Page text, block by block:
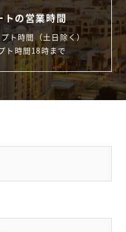
トの営業時間
ト時間（土日除く）
ト時間18時まで